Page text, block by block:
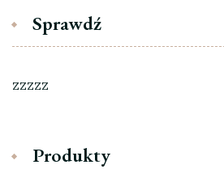
Sprawdź
zzzzz
Produkty